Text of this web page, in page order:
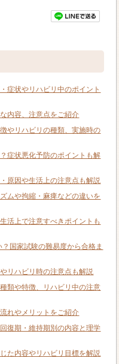
症状やリハビリ中のポイント
内容、注意点をご紹介
やリハビリの種類、実施時の
症状悪化予防のポイントも解
原因や生活上の注意点も解説
ムや拘縮・麻痺などの違いを
活上で注意すべきポイントも
国家試験の難易度から合格ま
リハビリ時の注意点も解説
類や特徴、リハビリ中の注意
れやメリットをご紹介
復期・維持期別の内容と理学
た内容やリハビリ目標を解説